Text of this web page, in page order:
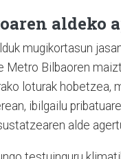
aldeko
mugikortasun
Metro Bilbaoren
loturak hobetzea,
ibilgailu
alde